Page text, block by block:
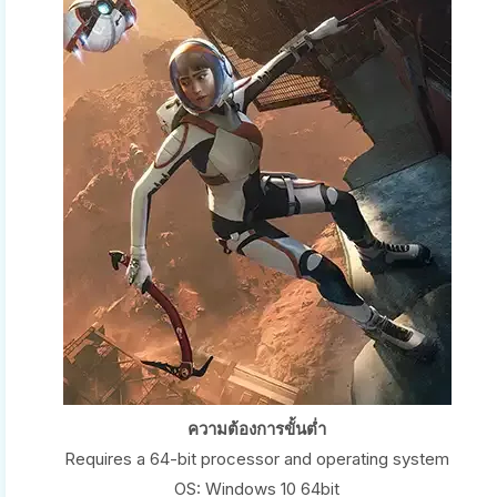
ความต้องการขั้นต่ำ
Requires a 64-bit processor and operating system
OS: Windows 10 64bit